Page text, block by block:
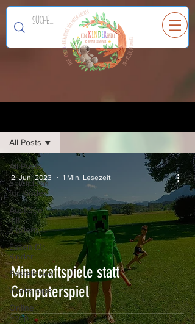
EinKINDERspiel
All Posts
Spielideen
für Kinder
Ausflüge
mit
Kindern
Essen für
Kinder
Bastelideen
Workshops
Online
Shop
All Posts
Minecraftspiele statt
Computerspiel
2. Juni 2023 1 Min. Lesezeit